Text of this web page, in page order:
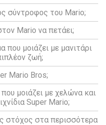
σύντροφος του Mario;
Mario να πετάει;
μοιάζει με μανιτάρι
ζωή;
Mario Bros;
μοιάζει με χελώνα και
Super Mario;
στόχος στα περισσότερα